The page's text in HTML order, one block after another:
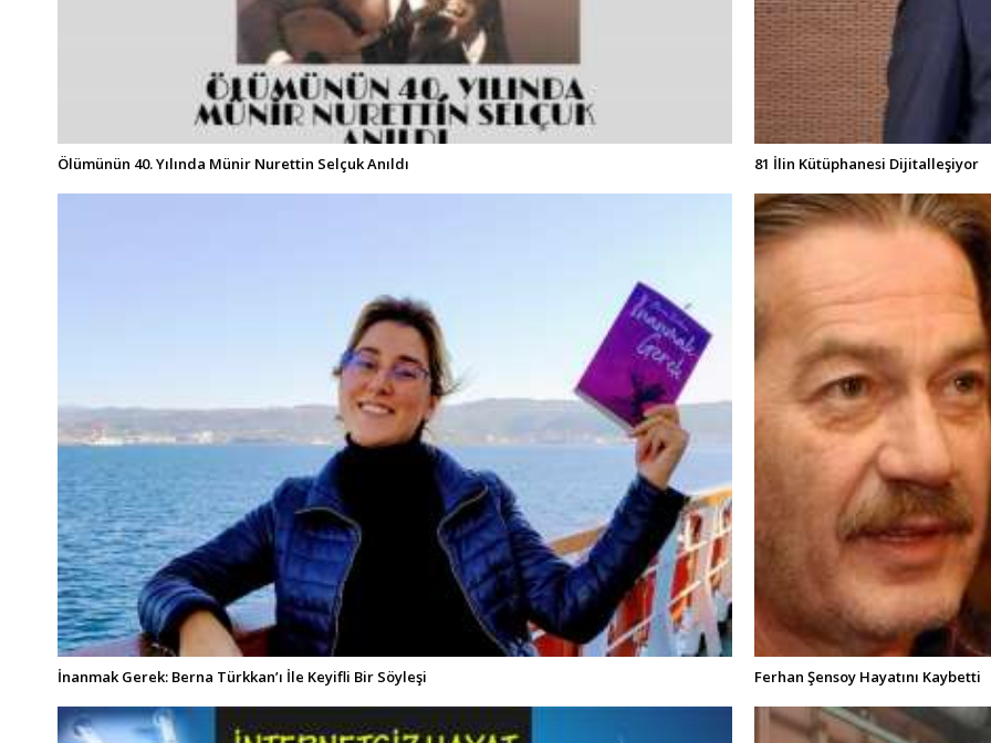
Ölümünün 40. Yılında Münir Nurettin Selçuk Anıldı 81 İlin Kütüphanesi Dijitalleşiyor
İnanmak Gerek: Berna Türkkan’ı İle Keyifli Bir Söyleşi Ferhan Şensoy Hayatını Kaybetti